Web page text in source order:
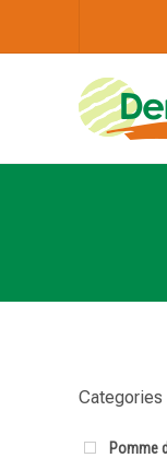
Categories
Pomme